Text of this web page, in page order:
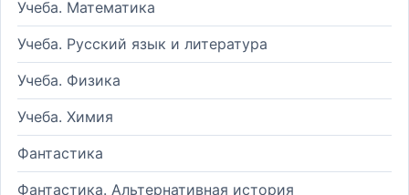
Учеба. Математика
Учеба. Русский язык и литература
Учеба. Физика
Учеба. Химия
Фантастика
Фантастика. Альтернативная история